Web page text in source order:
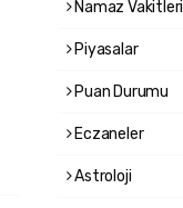
Namaz Vakitleri
Piyasalar
Puan Durumu
Eczaneler
Astroloji